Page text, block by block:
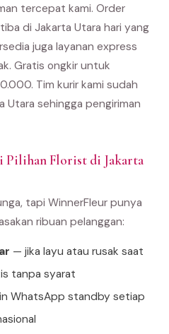
tercepat kami. Order
di Jakarta Utara hari yang
juga layanan express
Gratis ongkir untuk
Tim kurir kami sudah
Utara sehingga pengiriman
Pilihan Florist di Jakarta
tapi WinnerFleur punya
ribuan pelanggan:
— jika layu atau rusak saat
tanpa syarat
WhatsApp standby setiap